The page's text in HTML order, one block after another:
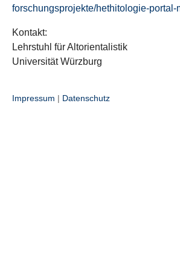
forschungsprojekte/hethitologie-portal-
Kontakt:
Lehrstuhl für Altorientalistik
Universität Würzburg
Impressum | Datenschutz